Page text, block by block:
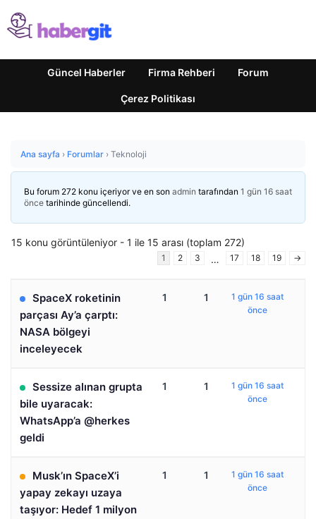
Güncel Haberler Firma Rehberi Forum
Çerez Politikası
Ana sayfa › Forumlar › Teknoloji
Bu forum 272 konu içeriyor ve en son admin tarafından 1 gün 16 saat
önce tarihinde güncellendi.
15 konu görüntüleniyor - 1 ile 15 arası (toplam 272)
1 2 3 … 17 18 19 →
SpaceX roketinin
parçası Ay’a çarptı:
NASA bölgeyi
inceleyecek
1 1
1 gün 16 saat
önce
Sessize alınan grupta
bile uyaracak:
WhatsApp’a @herkes
geldi
1 1
1 gün 16 saat
önce
Musk’ın SpaceX’i
yapay zekayı uzaya
taşıyor: Hedef 1 milyon
1 1
1 gün 16 saat
önce